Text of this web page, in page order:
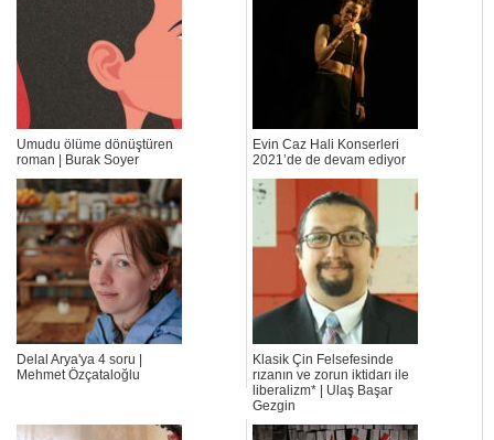
Umudu ölüme dönüştüren
roman | Burak Soyer
Evin Caz Hali Konserleri
2021’de de devam ediyor
Delal Arya'ya 4 soru |
Mehmet Özçataloğlu
Klasik Çin Felsefesinde
rızanın ve zorun iktidarı ile
liberalizm* | Ulaş Başar
Gezgin